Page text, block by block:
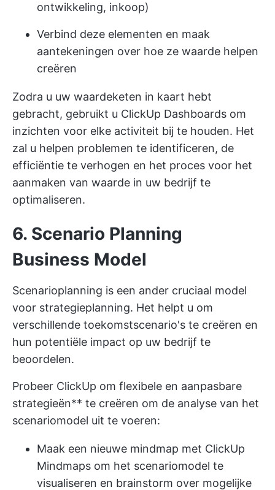
ontwikkeling, inkoop)
Verbind deze elementen en maak
aantekeningen over hoe ze waarde helpen
creëren
Zodra u uw waardeketen in kaart hebt
gebracht, gebruikt u ClickUp Dashboards om
inzichten voor elke activiteit bij te houden. Het
zal u helpen problemen te identificeren, de
efficiëntie te verhogen en het proces voor het
aanmaken van waarde in uw bedrijf te
optimaliseren.
6. Scenario Planning
Business Model
Scenarioplanning is een ander cruciaal model
voor strategieplanning. Het helpt u om
verschillende toekomstscenario's te creëren en
hun potentiële impact op uw bedrijf te
beoordelen.
Probeer ClickUp om flexibele en aanpasbare
strategieën** te creëren om de analyse van het
scenariomodel uit te voeren:
Maak een nieuwe mindmap met ClickUp
Mindmaps om het scenariomodel te
visualiseren en brainstorm over mogelijke